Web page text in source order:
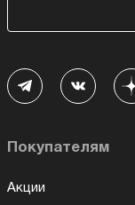
Покупателям
Акции